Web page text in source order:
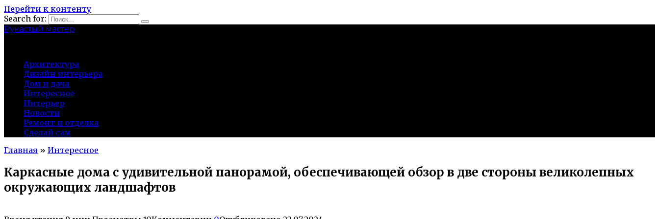
Перейти к контенту
Search for:
Рукастый мастер
Архитектура
Дизайн интерьера
Дом и дача
Интересное
Интерьер
Новости
Ремонт и отделка
Сделай сам
Главная » Интересное
Каркасные дома с удивительной панорамой, обеспечивающей обзор в две стороны великолепных
окружающих ландшафтов